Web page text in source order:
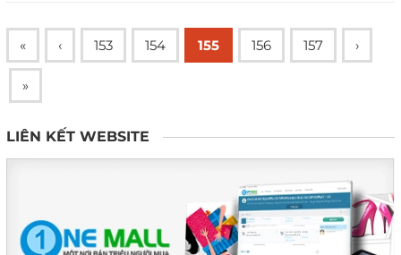
« ‹ 153 154 155 156 157 ›
»
LIÊN KẾT WEBSITE